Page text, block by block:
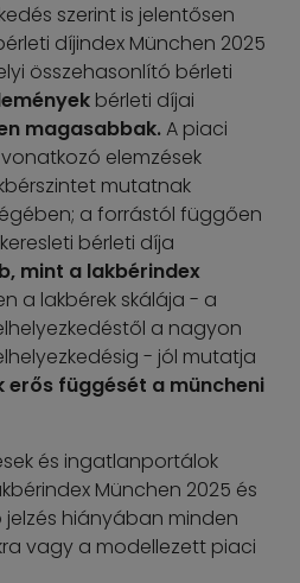
szerint is jelentősen
díjindex München 2025
összehasonlító bérleti
bérleti díjai
magasabbak.A piaci
elemzések
mutatnak
a forrástól függően
bérleti díja
mint a lakbérindex
a lakbérek skálája - a
a nagyon
- jól mutatja
erős függését a müncheni
és ingatlanportálok
München 2025 és
jelzés hiányában minden
vagy a modellezett piaci